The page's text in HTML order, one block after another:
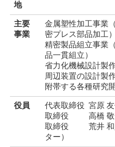
地
主要
事業
金属塑性加工事業
密プレス部品加工）
精密製品組立事業
品一貫組立）
省力化機械設計製
周辺装置の設計製作
附帯する各種研究
役員
代表取締役 宮原
取締役 高橋 敬
取締役 荒井 和
ター）